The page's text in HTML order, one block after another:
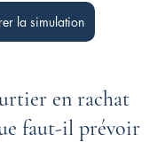
la simulation
en rachat
faut-il prévoir